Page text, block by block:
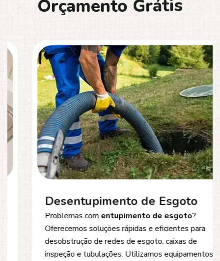
Orçamento Grátis
Desentupimento de Esgoto
Problemas comentupimento de esgoto?
Oferecemos soluções rápidas e eficientes para
desobstrução de redes de esgoto, caixas de
inspeção e tubulações. Utilizamos equipamentos